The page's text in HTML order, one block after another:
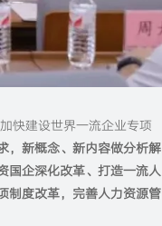
快建设世界一流企业专项
，新概念、新内容做分析解
国企深化改革、打造一流人
制度改革，完善人力资源管